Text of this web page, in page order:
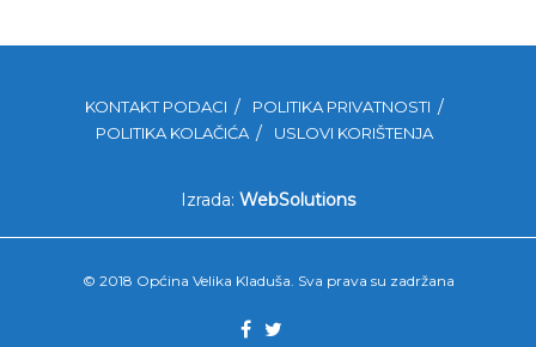
KONTAKT PODACI
POLITIKA PRIVATNOSTI
POLITIKA KOLAČIĆA
USLOVI KORIŠTENJA
Izrada: WebSolutions
© 2018 Općina Velika Kladuša. Sva prava su zadržana